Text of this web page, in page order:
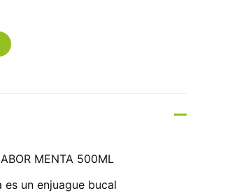
MENTA 500ML
un enjuague bucal